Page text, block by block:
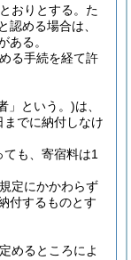
おりとする。 た
認める場合は、
ある。
る手続を経て許
」という。)は、
でに納付しなけ
も、寄宿料は1
定にかかわらず
付するものとす
めるところによ